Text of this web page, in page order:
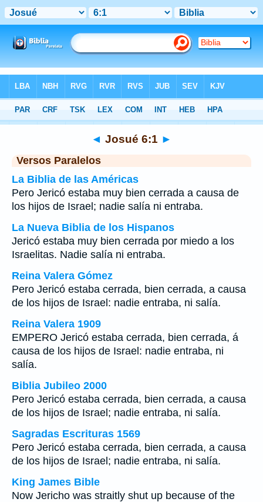
>Josué > Capítulo 6> Verso 1
◄ Josué 6:1 ►
Versos Paralelos
La Biblia de las Américas
Pero Jericó estaba muy bien cerrada a causa de
los hijos de Israel; nadie salía ni entraba.
La Nueva Biblia de los Hispanos
Jericó estaba muy bien cerrada por miedo a los
Israelitas. Nadie salía ni entraba.
Reina Valera Gómez
Pero Jericó estaba cerrada, bien cerrada, a causa
de los hijos de Israel: nadie entraba, ni salía.
Reina Valera 1909
EMPERO Jericó estaba cerrada, bien cerrada, á
causa de los hijos de Israel: nadie entraba, ni
salía.
Biblia Jubileo 2000
Pero Jericó estaba cerrada, bien cerrada, a causa
de los hijos de Israel; nadie entraba, ni salía.
Sagradas Escrituras 1569
Pero Jericó estaba cerrada, bien cerrada, a causa
de los hijos de Israel; nadie entraba, ni salía.
King James Bible
Now Jericho was straitly shut up because of the